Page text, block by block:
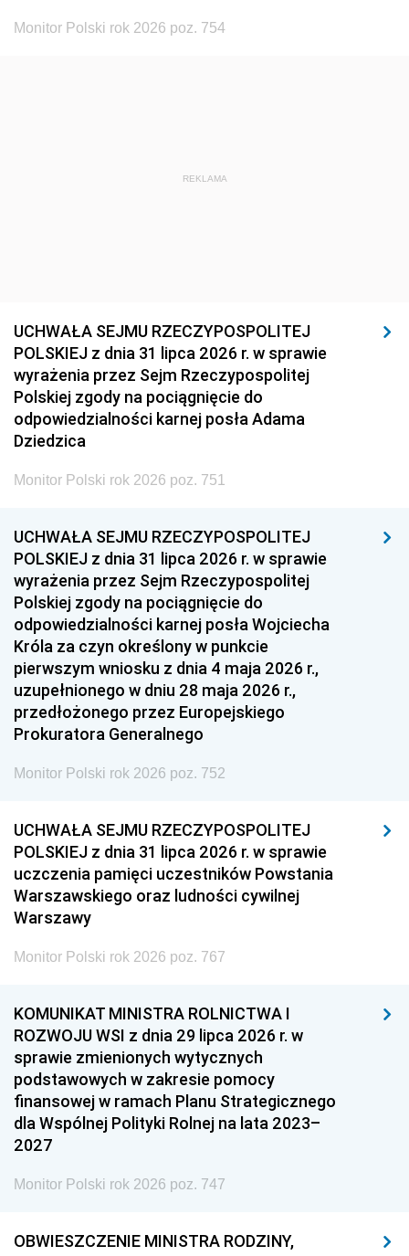
Monitor Polski rok 2026 poz. 754
REKLAMA
UCHWAŁA SEJMU RZECZYPOSPOLITEJ
POLSKIEJ z dnia 31 lipca 2026 r. w sprawie
wyrażenia przez Sejm Rzeczypospolitej
Polskiej zgody na pociągnięcie do
odpowiedzialności karnej posła Adama
Dziedzica
Monitor Polski rok 2026 poz. 751
UCHWAŁA SEJMU RZECZYPOSPOLITEJ
POLSKIEJ z dnia 31 lipca 2026 r. w sprawie
wyrażenia przez Sejm Rzeczypospolitej
Polskiej zgody na pociągnięcie do
odpowiedzialności karnej posła Wojciecha
Króla za czyn określony w punkcie
pierwszym wniosku z dnia 4 maja 2026 r.,
uzupełnionego w dniu 28 maja 2026 r.,
przedłożonego przez Europejskiego
Prokuratora Generalnego
Monitor Polski rok 2026 poz. 752
UCHWAŁA SEJMU RZECZYPOSPOLITEJ
POLSKIEJ z dnia 31 lipca 2026 r. w sprawie
uczczenia pamięci uczestników Powstania
Warszawskiego oraz ludności cywilnej
Warszawy
Monitor Polski rok 2026 poz. 767
KOMUNIKAT MINISTRA ROLNICTWA I
ROZWOJU WSI z dnia 29 lipca 2026 r. w
sprawie zmienionych wytycznych
podstawowych w zakresie pomocy
finansowej w ramach Planu Strategicznego
dla Wspólnej Polityki Rolnej na lata 2023–
2027
Monitor Polski rok 2026 poz. 747
OBWIESZCZENIE MINISTRA RODZINY,